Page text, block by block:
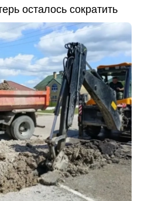
осталось сократить